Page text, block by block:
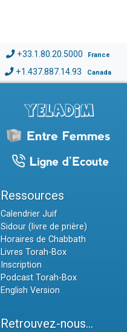
+33.1.80.20.5000 France
+1.437.887.14.93 Canada
Ressources
Calendrier Juif
Sidour (livre de prière)
Horaires de Chabbath
Livres Torah-Box
Inscription
Podcast Torah-Box
English Version
Retrouvez-nous...